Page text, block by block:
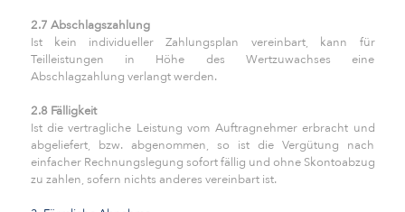
2.7 Abschlagszahlung
Ist kein individueller Zahlungsplan vereinbart, kann für
Teilleistungen in Höhe des Wertzuwachses eine
Abschlagzahlung verlangt werden.
2.8 Fälligkeit
Ist die vertragliche Leistung vom Auftragnehmer erbracht und
abgeliefert, bzw. abgenommen, so ist die Vergütung nach
einfacher Rechnungslegung sofort fällig und ohne Skontoabzug
zu zahlen, sofern nichts anderes vereinbart ist.